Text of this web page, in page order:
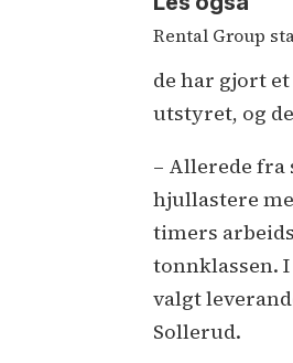
Rental Group
de har gjort
utstyret, og
– Allerede fra
hjullastere
timers
tonnklassen.
valgt
Sollerud.